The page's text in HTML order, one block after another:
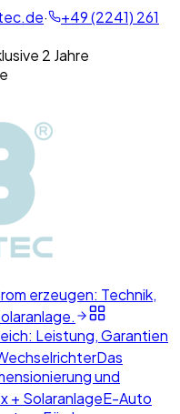
·
+49 (2241) 261
2 Jahre
erzeugen: Technik,
Leistung, Garantien
Das
und
+ SolaranlageE-Auto